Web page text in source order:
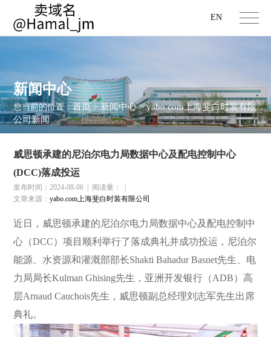
EN
新闻中心
您当前的位置：首页>新闻中心>yabo.com上海斐白时装有限
公司新闻
威思顿承建的尼泊尔电力局数据中心及配电控制中心
(DCC)落成投运
发布时间：2024-08-06 阅读量：
文章来源：yabo.com上海斐白时装有限公司
近日，威思顿承建的尼泊尔电力局数据中心及配电控制中
心（DCC）项目顺利举行了落成典礼并成功投运，尼泊尔
能源、水资源和灌溉部部长Shakti Bahadur Basnet先生、电
力局局长Kulman Ghising先生，亚洲开发银行（ADB）高
层Arnaud Cauchois先生，威思顿副总经理刘志军先生出席
典礼。